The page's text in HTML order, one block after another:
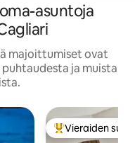
asuntoja
majoittumiset ovat
ja muista
Vieraiden
Vieraiden